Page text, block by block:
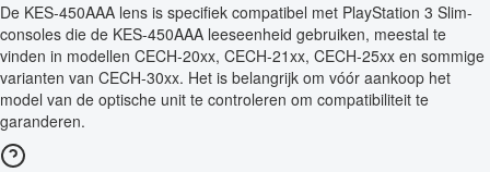
De KES-450AAA lens is specifiek compatibel met PlayStation 3 Slim-
consoles die de KES-450AAA leeseenheid gebruiken, meestal te
vinden in modellen CECH-20xx, CECH-21xx, CECH-25xx en sommige
varianten van CECH-30xx. Het is belangrijk om vóór aankoop het
model van de optische unit te controleren om compatibiliteit te
garanderen.